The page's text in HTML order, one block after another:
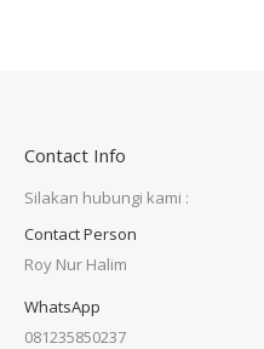
Contact Info
Silakan hubungi kami :
Contact Person
Roy Nur Halim
WhatsApp
081235850237